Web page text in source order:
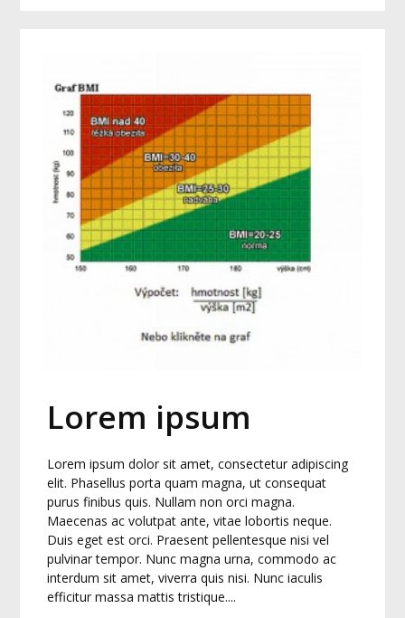
Lorem ipsum
Lorem ipsum dolor sit amet, consectetur adipiscing
elit. Phasellus porta quam magna, ut consequat
purus finibus quis. Nullam non orci magna.
Maecenas ac volutpat ante, vitae lobortis neque.
Duis eget est orci. Praesent pellentesque nisi vel
pulvinar tempor. Nunc magna urna, commodo ac
interdum sit amet, viverra quis nisi. Nunc iaculis
efficitur massa mattis tristique....